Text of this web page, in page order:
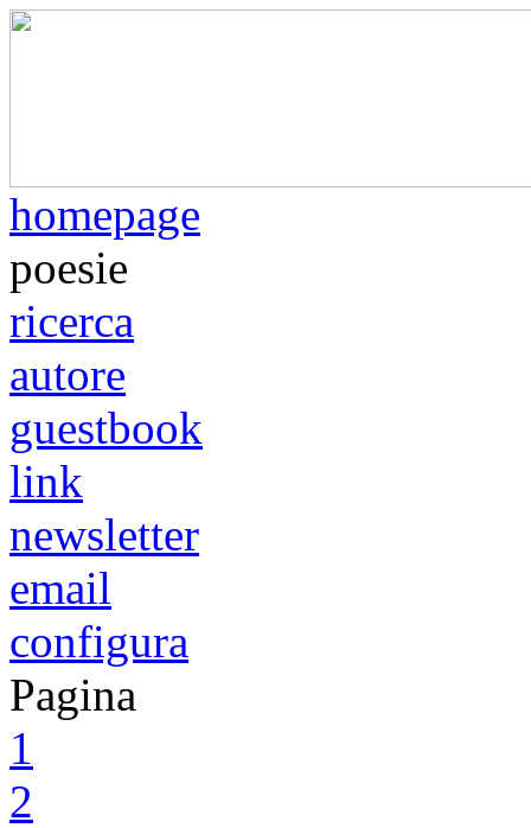
homepage
poesie
ricerca
autore
guestbook
link
newsletter
email
configura
Pagina
1
2